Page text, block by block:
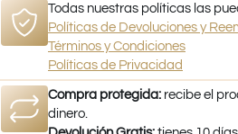
Todas nuestras políticas las
Políticas de Devoluciones y
Términos y Condiciones
Políticas de Privacidad
Compra protegida: recibe el
dinero.